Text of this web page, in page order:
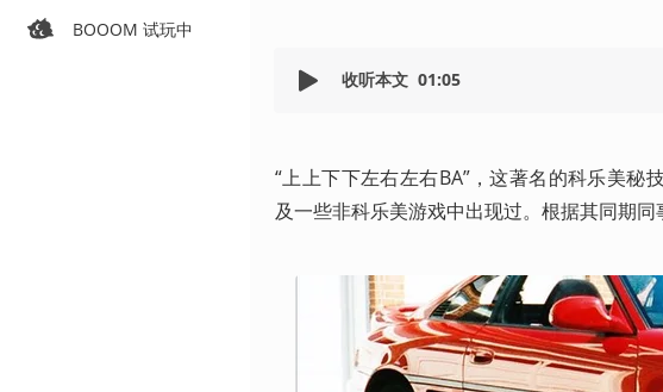
BOOOM 试玩中
收听本文 01:05
“上上下下左右左右BA”，这著名的科乐美
及一些非科乐美游戏中出现过。根据其同期